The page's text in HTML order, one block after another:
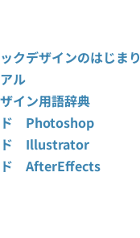
クデザインのはじまり
ル
イン用語辞典
ド Photoshop
ド Illustrator
ド AfterEffects